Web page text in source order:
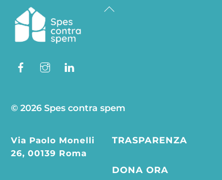
Back
FacebookInstagram
© 2026 Spes contra spem
Via Paolo Monelli
26, 00139 Roma
TRASPARENZA
DONA ORA